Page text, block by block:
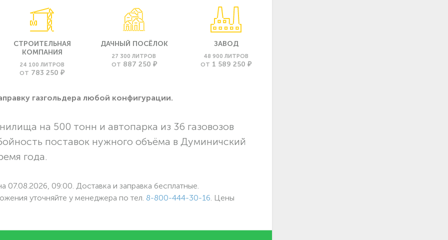
СТРОИТЕЛЬНАЯ
КОМПАНИЯ
24 100 ЛИТРОВ
ОТ 783 250 ₽
ДАЧНЫЙ ПОСЁЛОК
27 300 ЛИТРОВ
ОТ 887 250 ₽
ЗАВОД
48 900 ЛИТРОВ
ОТ 1 589 250 ₽
газгольдера любой конфигурации.
на 500 тонн и автопарка из 36 газовозов
поставок нужного объёма в Думиничский
года.
07.08.2026, 09:00. Доставка и заправка бесплатные.
уточняйте у менеджера по тел. 8-800-444-30-16 . Цены